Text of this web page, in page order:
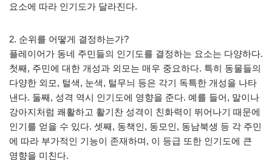
요소에 따라 인기도가 달라진다.
2. 순위를 어떻게 결정하는가?
플레이어가 동네 주민들의 인기도를 결정하는 요소는 다양하다.
첫째, 주민에 대한 개성과 외모는 매우 중요하다. 특히 동물들의
다양한 외모, 털색, 눈색, 털무늬 등은 각기 독특한 개성을 나타
낸다. 둘째, 성격 역시 인기도에 영향을 준다. 예를 들어, 말이나
강아지처럼 쾌활하고 활기찬 성격이 친화력이 뛰어나기 때문에
인기를 얻을 수 있다. 셋째, 동책인, 동모인, 동남북생 등 각 주민
에 따라 부가적인 기능이 존재하며, 이 등급 또한 인기도에 큰
영향을 미친다.